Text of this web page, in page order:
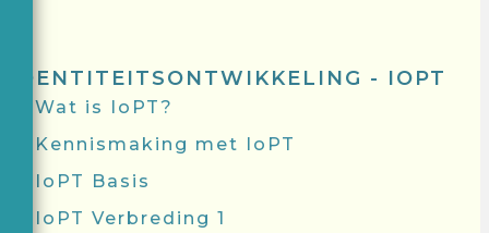
IDENTITEITSONTWIKKELING - IOPT
Wat is IoPT?
Kennismaking met IoPT
IoPT Basis
IoPT Verbreding 1